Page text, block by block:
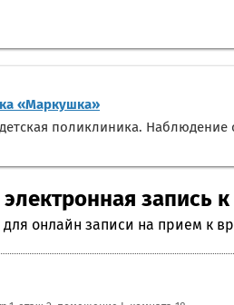
«Маркушка»
поликлиника. Наблюдение
запись
онлайн записи на прием к